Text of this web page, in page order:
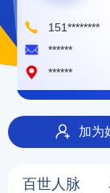
151********
******
******
加为
百世人脉